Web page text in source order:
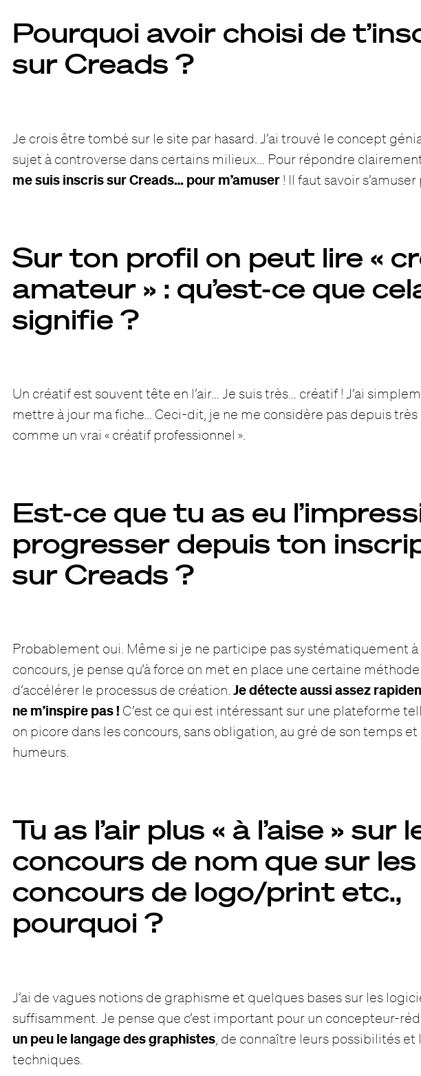
Pourquoi avoir choisi de
sur Creads ?
Je crois être tombé sur le site par hasard. J’ai trouvé le concept
sujet à controverse dans certains milieux… Pour répondre
me suis inscris sur Creads… pour m’amuser ! Il faut savoir
Sur ton profil on peut lire «
amateur » : qu’est-ce que
signifie ?
Un créatif est souvent tête en l’air… Je suis très… créatif ! J’ai
mettre à jour ma fiche… Ceci-dit, je ne me considère pas depuis
comme un vrai « créatif professionnel ».
Est-ce que tu as eu
progresser depuis ton
sur Creads ?
Probablement oui. Même si je ne participe pas systématiquement à
concours, je pense qu’à force on met en place une certaine
d’accélérer le processus de création.Je détecte aussi assez
ne m’inspire pas ! C’est ce qui est intéressant sur une plateforme
on picore dans les concours, sans obligation, au gré de son temps et
humeurs.
Tu as l’air plus « à l’aise » sur
concours de nom que sur les
concours de logo/print etc.,
pourquoi ?
J’ai de vagues notions de graphisme et quelques bases sur les
suffisamment. Je pense que c’est important pour un concepteur-
un peu le langage des graphistes , de connaître leurs possibilités
techniques.